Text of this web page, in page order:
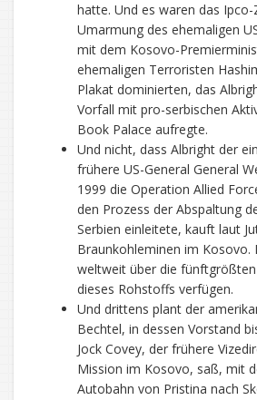
hatte. Und es waren das Ipco-
Umarmung des ehemaligen
mit dem Kosovo-
ehemaligen Terroristen
Plakat dominierten, das
Vorfall mit pro-serbischen
Book Palace aufregte.
Und nicht, dass Albright der
frühere US-General General
1999 die Operation Allied
den Prozess der Abspaltung
Serbien einleitete, kauft laut
Braunkohleminen im Kosovo.
weltweit über die
dieses Rohstoffs verfügen.
Und drittens plant der
Bechtel, in dessen Vorstand
Jock Covey, der frühere
Mission im Kosovo, saß, mit
Autobahn von Pristina nach